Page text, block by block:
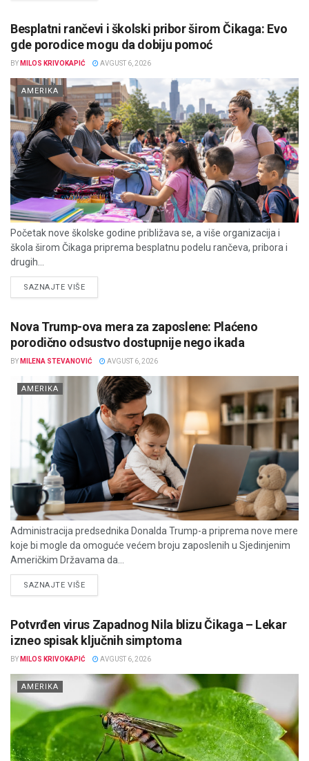
Besplatni rančevi i školski pribor širom Čikaga: Evo
gde porodice mogu da dobiju pomoć
BY MILOS KRIVOKAPIĆ AVGUST 6, 2026
AMERIKA
Početak nove školske godine približava se, a više organizacija i
škola širom Čikaga priprema besplatnu podelu rančeva, pribora i
drugih...
SAZNAJTE VIŠEDETAILS
Nova Trump-ova mera za zaposlene: Plaćeno
porodično odsustvo dostupnije nego ikada
BY MILENA STEVANOVIĆ AVGUST 6, 2026
AMERIKA
Administracija predsednika Donalda Trump-a priprema nove mere
koje bi mogle da omoguće većem broju zaposlenih u Sjedinjenim
Američkim Državama da...
SAZNAJTE VIŠEDETAILS
Potvrđen virus Zapadnog Nila blizu Čikaga – Lekar
izneo spisak ključnih simptoma
BY MILOS KRIVOKAPIĆ AVGUST 6, 2026
AMERIKA